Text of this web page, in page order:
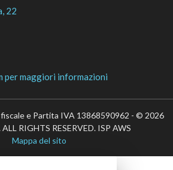
22
per maggiori informazioni
e Partita IVA 13868590962 - © 2026
RIGHTS RESERVED. ISP AWS
Mappa del sito